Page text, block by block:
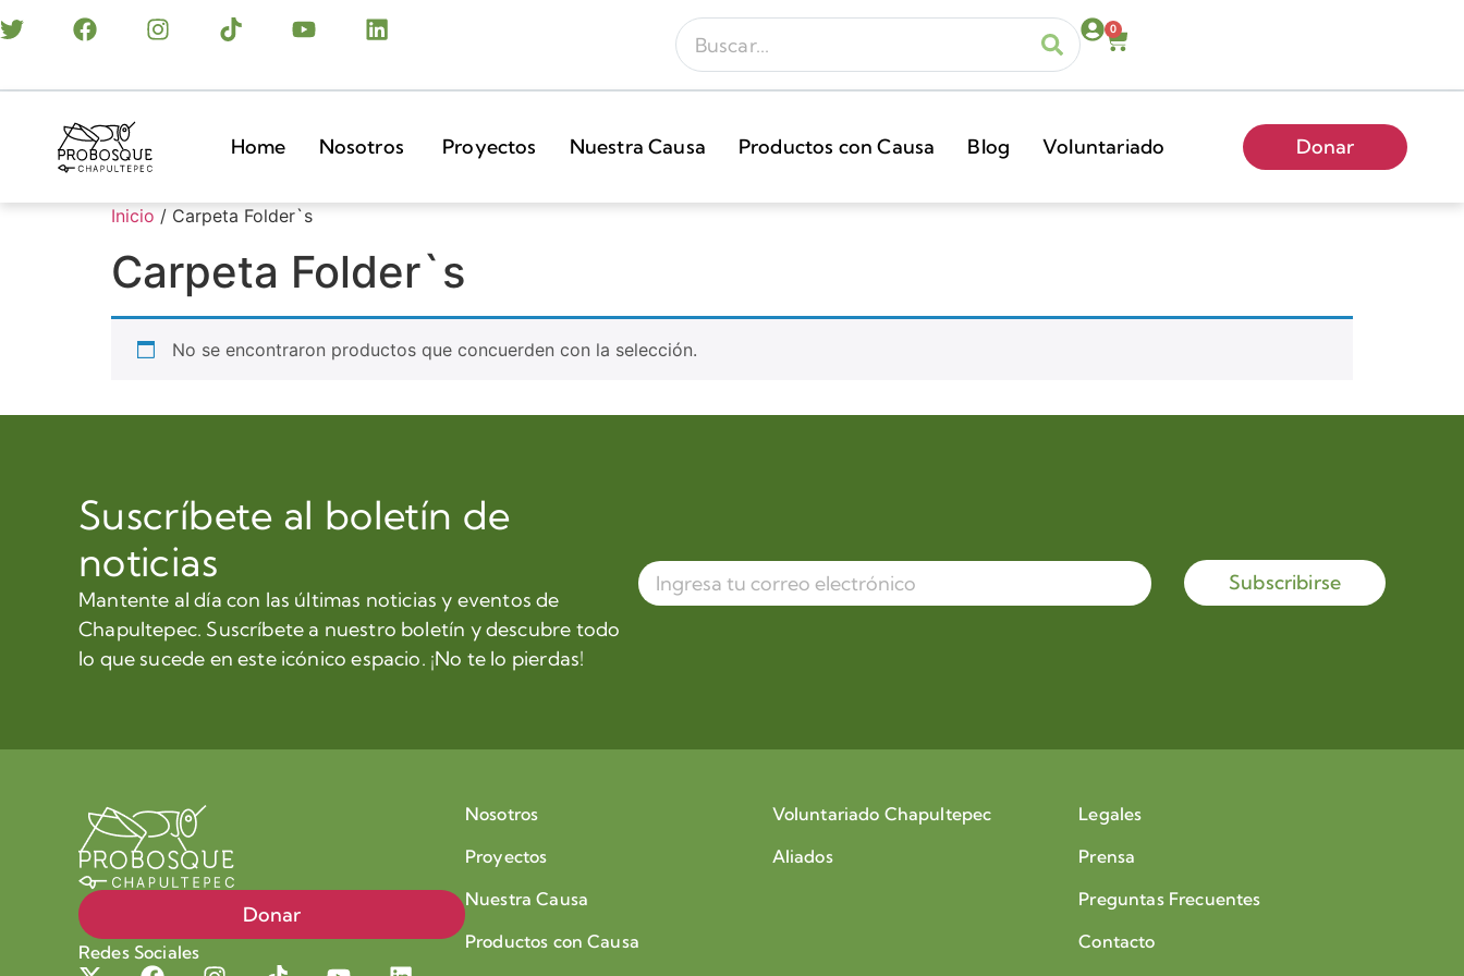
0
Home Nosotros Proyectos Nuestra Causa Productos con Causa Blog Voluntariado Donar
Inicio / Carpeta Folder`s
Carpeta Folder`s
No se encontraron productos que concuerden con la selección.
Suscríbete al boletín de
noticias
Mantente al día con las últimas noticias y eventos de
Chapultepec. Suscríbete a nuestro boletín y descubre todo
lo que sucede en este icónico espacio. ¡No te lo pierdas!
Subscribirse
Donar
Redes Sociales
Nosotros
Proyectos
Nuestra Causa
Productos con Causa
Voluntariado Chapultepec
Aliados
Legales
Prensa
Preguntas Frecuentes
Contacto